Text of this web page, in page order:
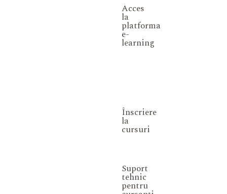
Acces
la
platforma
e-
learning
Înscriere
la
cursuri
Suport
tehnic
pentru